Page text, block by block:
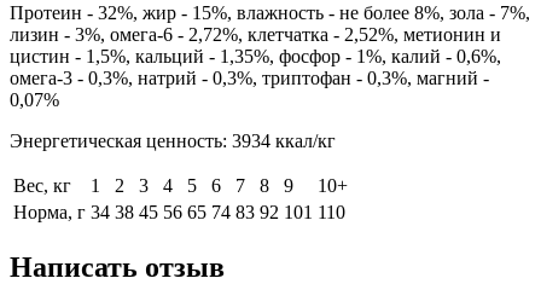
Протеин - 32%, жир - 15%, влажность - не более 8%, зола - 7%,
лизин - 3%, омега-6 - 2,72%, клетчатка - 2,52%, метионин и
цистин - 1,5%, кальций - 1,35%, фосфор - 1%, калий - 0,6%,
омега-3 - 0,3%, натрий - 0,3%, триптофан - 0,3%, магний -
0,07%
Энергетическая ценность: 3934 ккал/кг
Вес, кг 1 2 3 4 5 6 7 8 9
10+
Норма, г 34 38 45 56 65 74 83 92 101 110
Написать отзыв